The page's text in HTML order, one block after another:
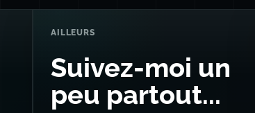
AILLEURS
Suivez-moi un
peu partout...